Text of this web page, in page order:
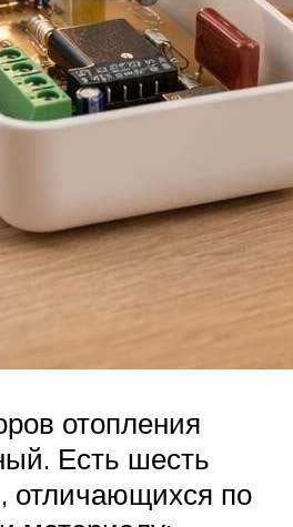
отопления
Есть шесть
отличающихся по